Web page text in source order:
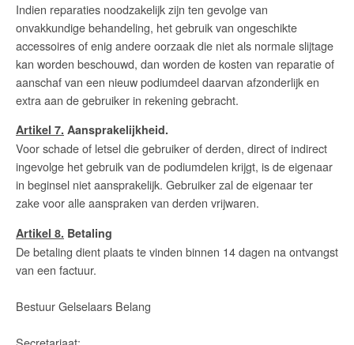
Indien reparaties noodzakelijk zijn ten gevolge van
onvakkundige behandeling, het gebruik van ongeschikte
accessoires of enig andere oorzaak die niet als normale slijtage
kan worden beschouwd, dan worden de kosten van reparatie of
aanschaf van een nieuw podiumdeel daarvan afzonderlijk en
extra aan de gebruiker in rekening gebracht.
Artikel 7. Aansprakelijkheid.
Voor schade of letsel die gebruiker of derden, direct of indirect
ingevolge het gebruik van de podiumdelen krijgt, is de eigenaar
in beginsel niet aansprakelijk. Gebruiker zal de eigenaar ter
zake voor alle aanspraken van derden vrijwaren.
Artikel 8. Betaling
De betaling dient plaats te vinden binnen 14 dagen na ontvangst
van een factuur.
Bestuur Gelselaars Belang